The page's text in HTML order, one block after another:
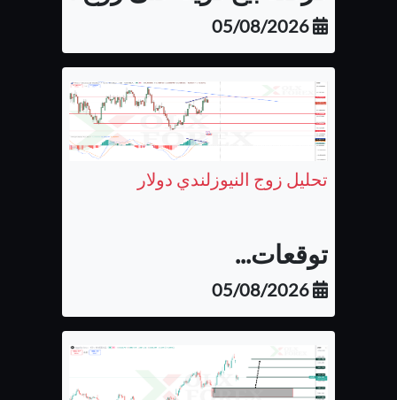
05/08/2026
تحليل زوج النيوزلندي دولار
توقعات...
05/08/2026